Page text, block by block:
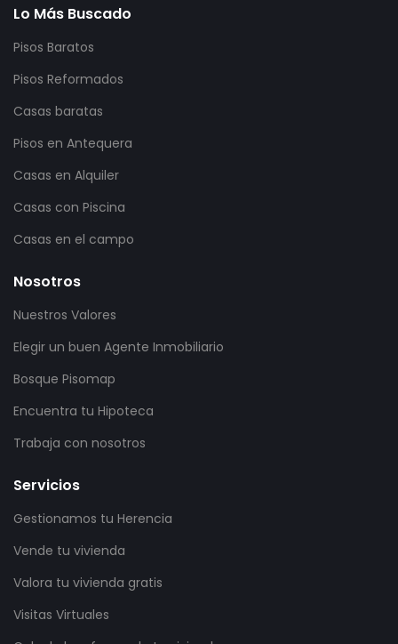
Lo Más Buscado
Pisos Baratos
Pisos Reformados
Casas baratas
Pisos en Antequera
Casas en Alquiler
Casas con Piscina
Casas en el campo
Nosotros
Nuestros Valores
Elegir un buen Agente Inmobiliario
Bosque Pisomap
Encuentra tu Hipoteca
Trabaja con nosotros
Servicios
Gestionamos tu Herencia
Vende tu vivienda
Valora tu vivienda gratis
Visitas Virtuales